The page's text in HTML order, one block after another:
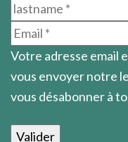
Votre adresse email
vous envoyer notre
vous désabonner à